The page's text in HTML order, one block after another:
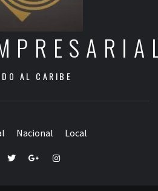
AL CARIBE
Nacional Local
TwitterGoogle+Instagram